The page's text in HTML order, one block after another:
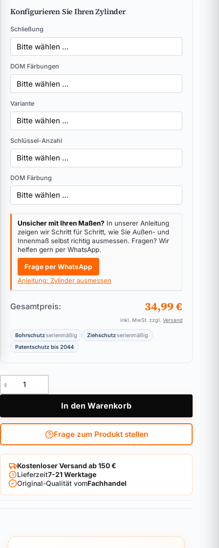
Konfigurieren Sie Ihren Zylinder
Schließung
DOM Färbungen
Variante
Schlüssel-Anzahl
DOM Färbung
Unsicher mit Ihren Maßen? In unserer Anleitung
zeigen wir Schritt für Schritt, wie Sie Außen- und
Innenmaß selbst richtig ausmessen. Fragen? Wir
helfen gern per WhatsApp.
Frage per WhatsApp
Anleitung: Zylinder ausmessen
Gesamtpreis: 34,99 €
inkl. MwSt. zzgl.Versand
Bohrschutzserienmäßig Ziehschutzserienmäßig
Patentschutz bis 2044
Außenzylinder DOM RS Sirius Menge
In den Warenkorb
Frage zum Produkt stellen
Kostenloser Versand ab 150 €
Lieferzeit7-21 Werktage
Original-Qualität vomFachhandel